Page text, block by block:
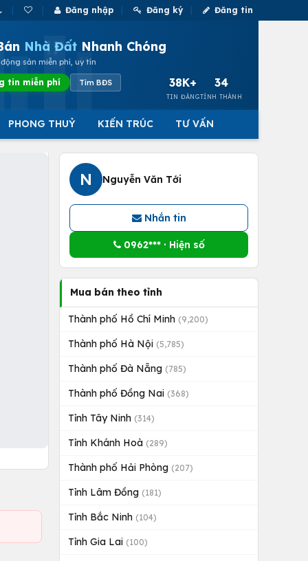
Đăng nhập Đăng ký Đăng tin
Nhà Đất Nhanh Chóng
sản miễn phí, uy tín
tin miễn phí Tìm BĐS 38K+
TIN ĐĂNG
34
TỈNH THÀNH
PHONG THUỶ KIẾN TRÚC TƯ VẤN
N Nguyễn Văn Tới
Nhắn tin
0962*** · Hiện số
Mua bán theo tỉnh
Thành phố Hồ Chí Minh (9,200)
Thành phố Hà Nội (5,785)
Thành phố Đà Nẵng (785)
Thành phố Đồng Nai (368)
Tỉnh Tây Ninh (314)
Tỉnh Khánh Hoà (289)
Thành phố Hải Phòng (207)
Tỉnh Lâm Đồng (181)
Tỉnh Bắc Ninh (104)
Tỉnh Gia Lai (100)